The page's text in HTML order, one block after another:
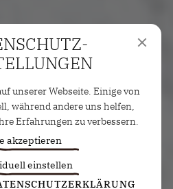
unserer Webseite. Einige von
während andere uns helfen,
Erfahrungen zu verbessern.
akzeptieren
einstellen